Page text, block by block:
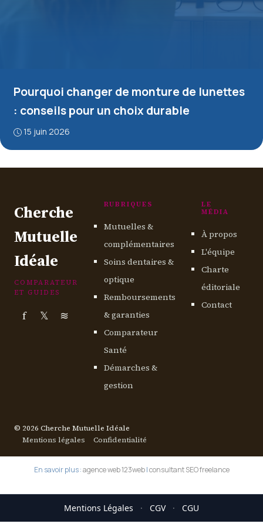
Pourquoi changer de monture de lunettes
: conseils pour un choix durable
15 juin 2026
Cherche
Mutuelle
Idéale
COMPARATEUR
ET GUIDES
f 𝕏 ≋
RUBRIQUES
Mutuelles &
complémentaires
Soins dentaires &
optique
Remboursements
& garanties
Comparateur
Santé
Démarches &
gestion
LE
MÉDIA
À propos
L'équipe
Charte
éditoriale
Contact
© 2026 Cherche Mutuelle Idéale
Mentions légales
Confidentialité
En savoir plus :agence web 123web|consultant SEO freelance
Mentions Légales · CGV · CGU